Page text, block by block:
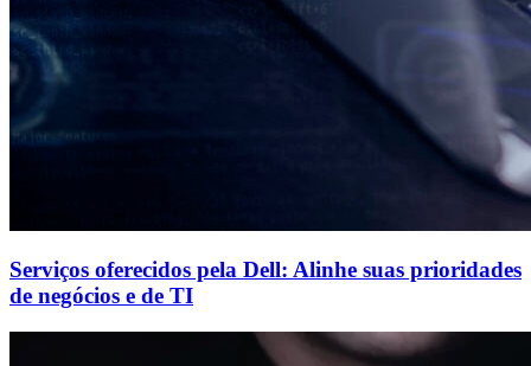
Serviços oferecidos pela Dell: Alinhe suas prioridades
de negócios e de TI